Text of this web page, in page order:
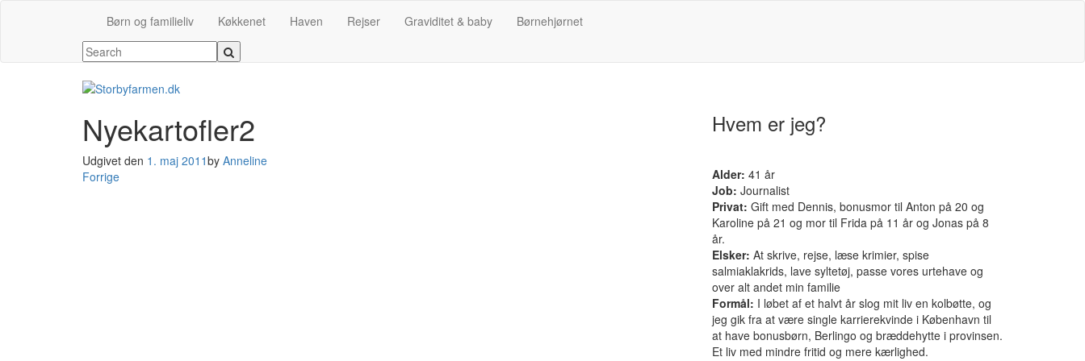
Børn og familieliv Køkkenet Haven Rejser Graviditet & baby Børnehjørnet
Nyekartofler2
Udgivet den 1. maj 2011by Anneline
Forrige
Hvem er jeg?
Alder: 41 år
Job: Journalist
Privat: Gift med Dennis, bonusmor til Anton på 20 og
Karoline på 21 og mor til Frida på 11 år og Jonas på 8
år.
Elsker: At skrive, rejse, læse krimier, spise
salmiaklakrids, lave syltetøj, passe vores urtehave og
over alt andet min familie
Formål: I løbet af et halvt år slog mit liv en kolbøtte, og
jeg gik fra at være single karrierekvinde i København til
at have bonusbørn, Berlingo og bræddehytte i provinsen.
Et liv med mindre fritid og mere kærlighed.